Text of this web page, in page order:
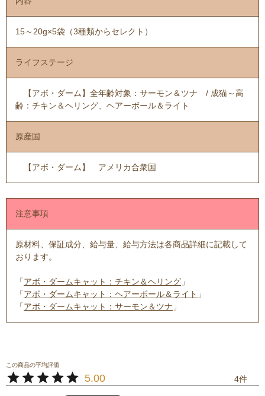
15～20g×5袋（3種類からセレクト）
ライフステージ
【アボ・ダーム】全年齢対象：サーモン＆ツナ / 成猫～高
齢：チキン＆ヘリング、ヘアーボール＆ライト
原産国
【アボ・ダーム】 アメリカ合衆国
注意事項
原材料、保証成分、給与量、給与方法は各商品詳細に記載して
おります。
「アボ・ダームキャット：チキン＆ヘリング 」
「アボ・ダームキャット：ヘアーボール＆ライト 」
「アボ・ダームキャット：サーモン＆ツナ 」
5.00 4